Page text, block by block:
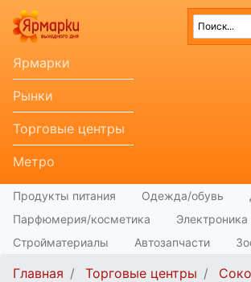
Ярмарки
Рынки
Торговые центры
Метро
Продукты питания Одежда/обувь
Парфюмерия/косметика
Электроника
Стройматериалы
Автозапчасти
Главная Торговые центры